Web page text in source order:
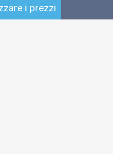
i prezzi